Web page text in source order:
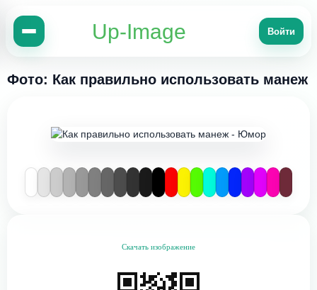
Up-Image Войти
Фото: Как правильно использовать манеж
Скачать изображение